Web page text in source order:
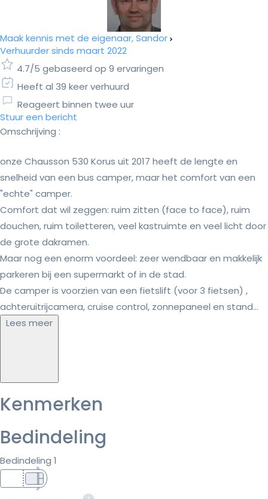
Maak kennis met de eigenaar, Sandor
Verhuurder sinds maart 2022
4.7/5 gebaseerd op 9 ervaringen
Heeft al 39 keer verhuurd
Reageert binnen twee uur
Stuur een bericht
Omschrijving :
onze Chausson 530 Korus uit 2017 heeft de lengte en
snelheid van een bus camper, maar het comfort van een
"echte" camper.
Comfort dat wil zeggen: ruim zitten (face to face), ruim
douchen, ruim toiletteren, veel kastruimte en veel licht door
de grote dakramen.
Maar nog een enorm voordeel: zeer wendbaar en makkelijk
parkeren bij een supermarkt of in de stad.
De camper is voorzien van een fietslift (voor 3 fietsen) ,
achteruitrijcamera, cruise control, zonnepaneel en stand...
Lees meer
Kenmerken
Bedindeling
Bedindeling 1